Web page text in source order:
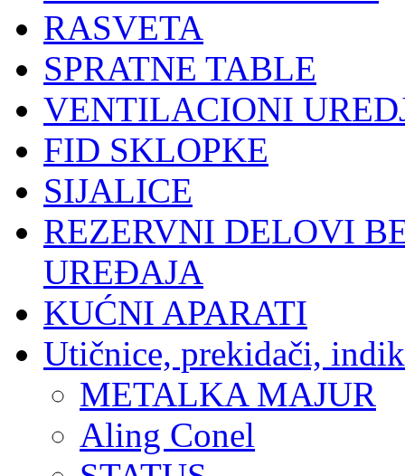
RASVETA
SPRATNE TABLE
VENTILACIONI
FID SKLOPKE
SIJALICE
REZERVNI DELOVI
UREĐAJA
KUĆNI APARATI
Utičnice, prekidači,
METALKA MAJUR
Aling Conel